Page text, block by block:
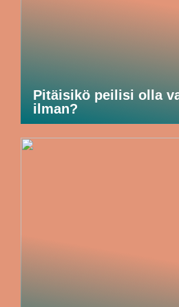
Pitäisikö peilisi olla
ilman?